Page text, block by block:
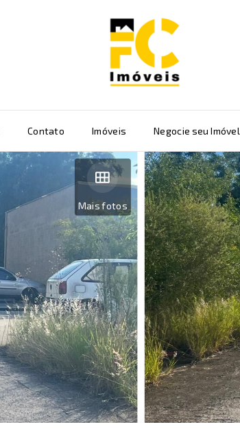
Contato Imóveis Negocie seu Imóvel
Mais fotos